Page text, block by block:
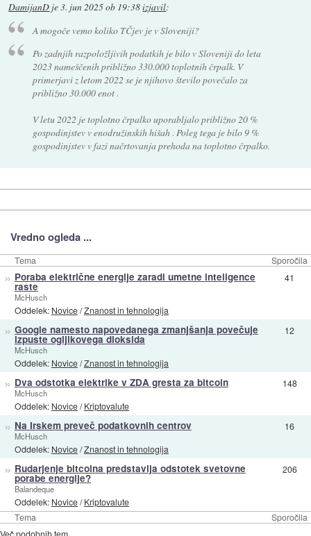
DamijanD je3. jun 2025 ob 19:38izjavil:
A mogoče vemo koliko TČjev je v Sloveniji?
Po zadnjih razpoložljivih podatkih je bilo v Sloveniji do leta
2023 nameščenih približno 330.000 toplotnih črpalk. V
primerjavi z letom 2022 se je njihovo število povečalo za
približno 30.000 enot .
V letu 2022 je toplotno črpalko uporabljalo približno 20 %
gospodinjstev v enodružinskih hišah . Poleg tega je bilo 9 %
gospodinjstev v fazi načrtovanja prehoda na toplotno črpalko.
Vredno ogleda ...
Tema Sporočila
Tema Sporočila
» Poraba električne energije zaradi umetne inteligence
raste
McHusch
Oddelek: Novice/Znanost in tehnologija
41
» Google namesto napovedanega zmanjšanja povečuje
izpuste ogljikovega dioksida
McHusch
Oddelek: Novice/Znanost in tehnologija
12
» Dva odstotka elektrike v ZDA gresta za bitcoin
McHusch
Oddelek: Novice/Kriptovalute
148
» Na Irskem preveč podatkovnih centrov
McHusch
Oddelek: Novice/Znanost in tehnologija
16
» Rudarjenje bitcoina predstavlja odstotek svetovne
porabe energije?
Balandeque
Oddelek: Novice/Kriptovalute
206
Več podobnih tem